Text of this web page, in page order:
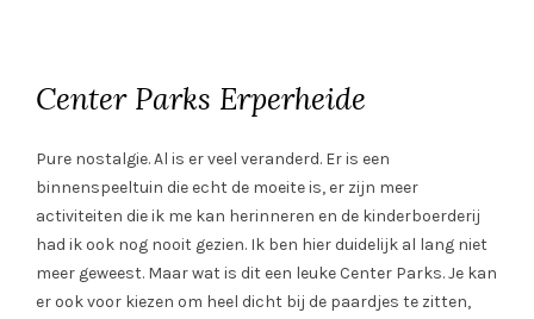
Center Parks Erperheide
Pure nostalgie. Al is er veel veranderd. Er is een
binnenspeeltuin die echt de moeite is, er zijn meer
activiteiten die ik me kan herinneren en de kinderboerderij
had ik ook nog nooit gezien. Ik ben hier duidelijk al lang niet
meer geweest. Maar wat is dit een leuke Center Parks. Je kan
er ook voor kiezen om heel dicht bij de paardjes te zitten,